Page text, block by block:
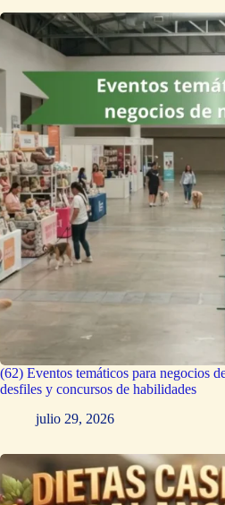
(62) Eventos temáticos para negocios
desfiles y concursos de habilidades
julio 29, 2026